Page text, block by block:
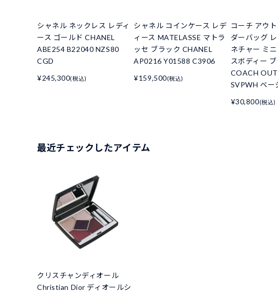
シャネル ネックレス レディ
ース ゴールド CHANEL
ABE254 B22040 NZS80
CGD
¥245,300(税込)
シャネル コインケース レデ
ィース MATELASSE マトラ
ッセ ブラック CHANEL
AP0216 Y01588 C3906
¥159,500(税込)
コーチ アウ
ダーバッグ
ネチャー ミ
スボディー
COACH
SVPWH ベー
¥30,800(税込)
最近チェックしたアイテム
クリスチャンディオール
Christian Dior ディオールシ